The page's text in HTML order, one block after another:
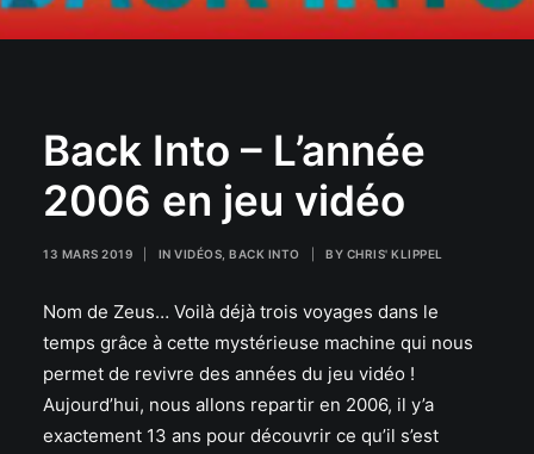
Back Into – L’année
2006 en jeu vidéo
13 MARS 2019 IN VIDÉOS BACK INTO BY CHRIS' KLIPPEL
Nom de Zeus… Voilà déjà trois voyages dans le
temps grâce à cette mystérieuse machine qui nous
permet de revivre des années du jeu vidéo !
Aujourd’hui, nous allons repartir en 2006, il y’a
exactement 13 ans pour découvrir ce qu’il s’est